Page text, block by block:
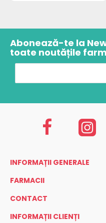
Abonează-te la
toate noutățile
INFORMAȚII GENERALE
FARMACII
CONTACT
INFORMAȚII CLIENȚI